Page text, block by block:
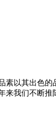
素以其出色的
来我们不断推